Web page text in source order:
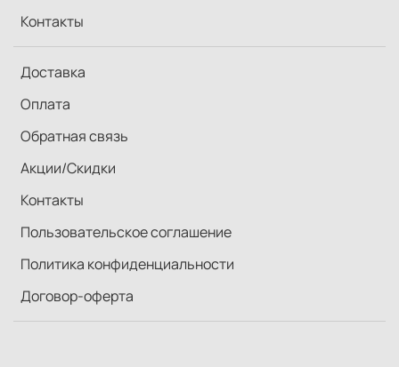
Контакты
Доставка
Оплата
Обратная связь
Акции/Скидки
Контакты
Пользовательское соглашение
Политика конфиденциальности
Договор-оферта